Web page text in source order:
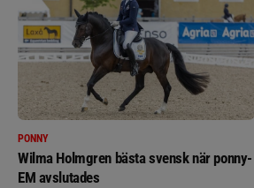
PONNY
Wilma Holmgren bästa svensk när ponny-
EM avslutades